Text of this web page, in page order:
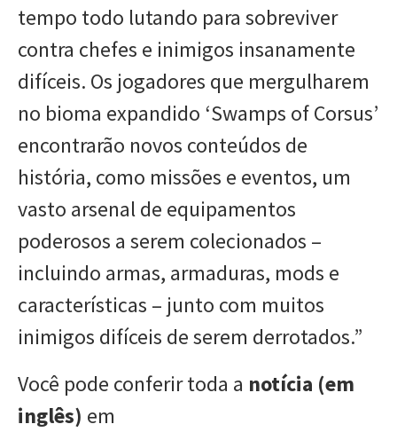
tempo todo lutando para sobreviver
contra chefes e inimigos insanamente
difíceis. Os jogadores que mergulharem
no bioma expandido ‘Swamps of Corsus’
encontrarão novos conteúdos de
história, como missões e eventos, um
vasto arsenal de equipamentos
poderosos a serem colecionados –
incluindo armas, armaduras, mods e
características – junto com muitos
inimigos difíceis de serem derrotados.”
Você pode conferir toda a notícia (em
inglês) em